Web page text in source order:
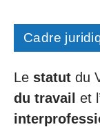
Cadre
Le statut du
du travail et